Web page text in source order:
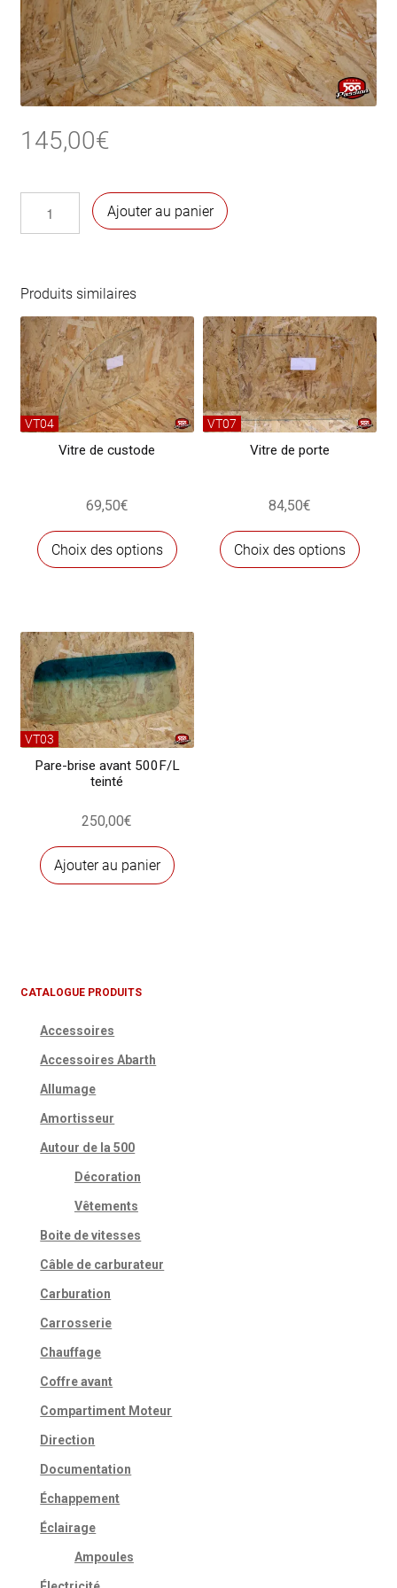
145,00€
arrière
Ajouter au panier
Produits similaires
VT04
Vitre de custode
69,50€
Choix des options
Ce
variations.
Les
options
peuvent
être
choisies
VT07
Vitre de porte
84,50€
Choix des options
Ce
VT03
Pare-brise avant 500F/L
teinté
250,00€
Ajouter au panier
CATALOGUE PRODUITS
Accessoires
Accessoires Abarth
Allumage
Amortisseur
Autour de la 500
Décoration
Vêtements
Boite de vitesses
Câble de carburateur
Carburation
Carrosserie
Chauffage
Coffre avant
Compartiment Moteur
Direction
Documentation
Échappement
Éclairage
Ampoules